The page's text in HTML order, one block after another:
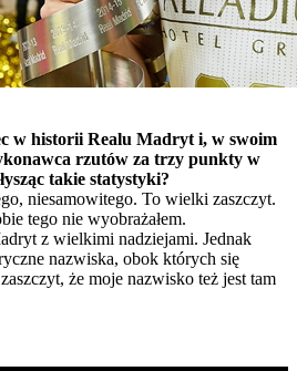
w historii Realu Madryt i, w swoim
rzutów za trzy punkty w
takie statystyki?
niesamowitego. To wielki zaszczyt.
tego nie wyobrażałem.
z wielkimi nadziejami. Jednak
nazwiska, obok których się
że moje nazwisko też jest tam